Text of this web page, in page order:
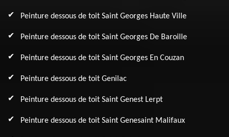
Peinture dessous de toit Saint Georges Haute Ville
Peinture dessous de toit Saint Georges De Baroille
Peinture dessous de toit Saint Georges En Couzan
Peinture dessous de toit Genilac
Peinture dessous de toit Saint Genest Lerpt
Peinture dessous de toit Saint Genesaint Malifaux